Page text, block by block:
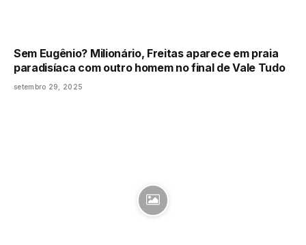
Sem Eugênio? Milionário, Freitas aparece em praia
paradisíaca com outro homem no final de Vale Tudo
setembro 29, 2025